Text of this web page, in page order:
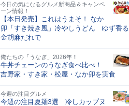
今日の気になるグルメ新商品＆キャンペ
ーン情報！
【本日発売】これはうまそ！ なか
卯「すき焼き風」冷やしうどん ゆず香る
金胡麻だれで
俺たちの「うなぎ」2026年！
牛丼チェーンのうなぎ食べ比べ！
吉野家・すき家・松屋・なか卯を実食
今週の注目グルメ
今週の注目夏麺3選 冷しカップヌ